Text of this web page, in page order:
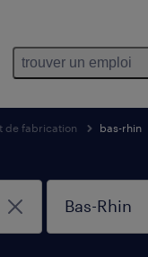
trouver un emploi
de fabrication bas-rhin